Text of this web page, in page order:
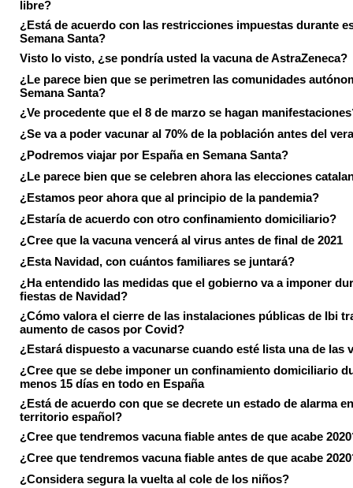
libre?
¿Está de acuerdo con las restricciones impuestas durante
Semana Santa?
Visto lo visto, ¿se pondría usted la vacuna de AstraZeneca?
¿Le parece bien que se perimetren las comunidades
Semana Santa?
¿Ve procedente que el 8 de marzo se hagan
¿Se va a poder vacunar al 70% de la población antes del
¿Podremos viajar por España en Semana Santa?
¿Le parece bien que se celebren ahora las elecciones
¿Estamos peor ahora que al principio de la pandemia?
¿Estaría de acuerdo con otro confinamiento domiciliario?
¿Cree que la vacuna vencerá al virus antes de final de 2021
¿Esta Navidad, con cuántos familiares se juntará?
¿Ha entendido las medidas que el gobierno va a imponer
fiestas de Navidad?
¿Cómo valora el cierre de las instalaciones públicas de Ibi
aumento de casos por Covid?
¿Estará dispuesto a vacunarse cuando esté lista una de las
¿Cree que se debe imponer un confinamiento domiciliario
menos 15 días en todo en España
¿Está de acuerdo con que se decrete un estado de alarma
territorio español?
¿Cree que tendremos vacuna fiable antes de que acabe
¿Cree que tendremos vacuna fiable antes de que acabe
¿Considera segura la vuelta al cole de los niños?